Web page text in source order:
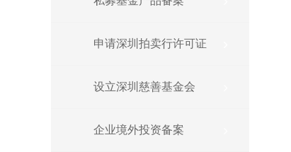
申请深圳拍卖行许可证
设立深圳慈善基金会
企业境外投资备案